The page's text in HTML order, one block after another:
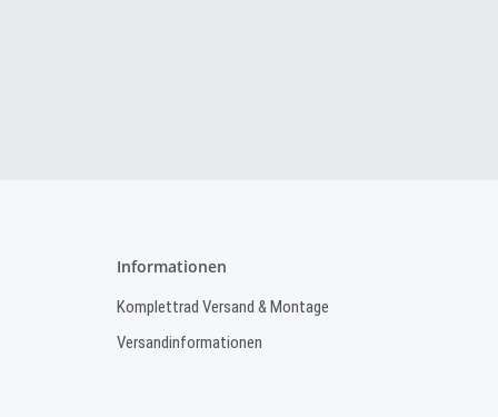
Informationen
Komplettrad Versand & Montage
Versandinformationen